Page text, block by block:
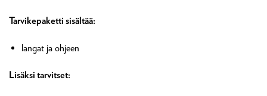
Tarvikepaketti sisältää:
langat ja ohjeen
Lisäksi tarvitset: